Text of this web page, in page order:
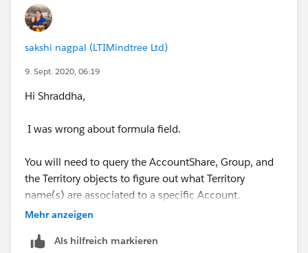
sakshi nagpal (LTIMindtree Ltd)
9. Sept. 2020, 06:19
Hi Shraddha,
I was wrong about formula field.
You will need to query the AccountShare, Group, and
the Territory objects to figure out what Territory
name(s) are associated to a specific Account.
Mehr anzeigen
Als hilfreich markieren